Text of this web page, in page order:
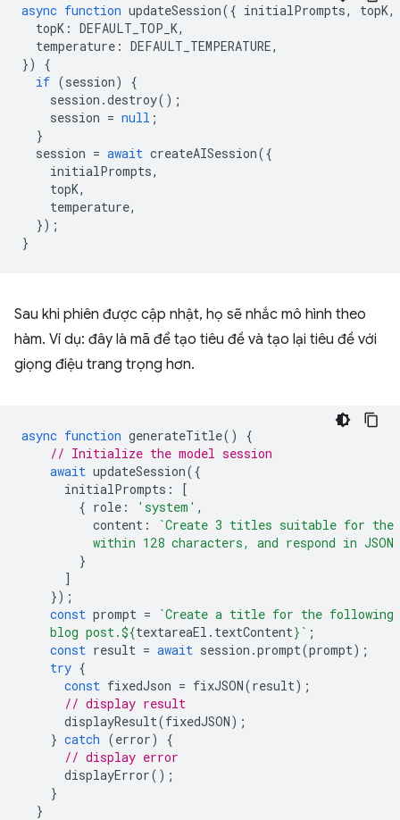
async function updateSession({ initialPrompts, topK,
topK : DEFAULT_TOP_K,
temperature : DEFAULT_TEMPERATURE,
})
{
if (session)
{
session .destroy();
session = null ;
}
session = await createAISession({
initialPrompts,
topK,
temperature,
});
}
Sau khi phiên được cập nhật, họ sẽ nhắc mô hình theo
hàm. Ví dụ: đây là mã để tạo tiêu đề và tạo lại tiêu đề với
giọng điệu trang trọng hơn.
async function generateTitle()
{
// Initialize the model session
await updateSession({
initialPrompts :
[
{ role : 'system' ,
content :
`Create 3 titles suitable for the
within 128 characters, and respond in JSON
}
]
});
const prompt =
`Create a title for the following
    blog post.
${textareaEl . textContent} ` ;
const result = await session .prompt(prompt);
try {
const fixedJson = fixJSON(result);
// display result
displayResult(fixedJSON);
} catch (error)
{
// display error
displayError();
}
}